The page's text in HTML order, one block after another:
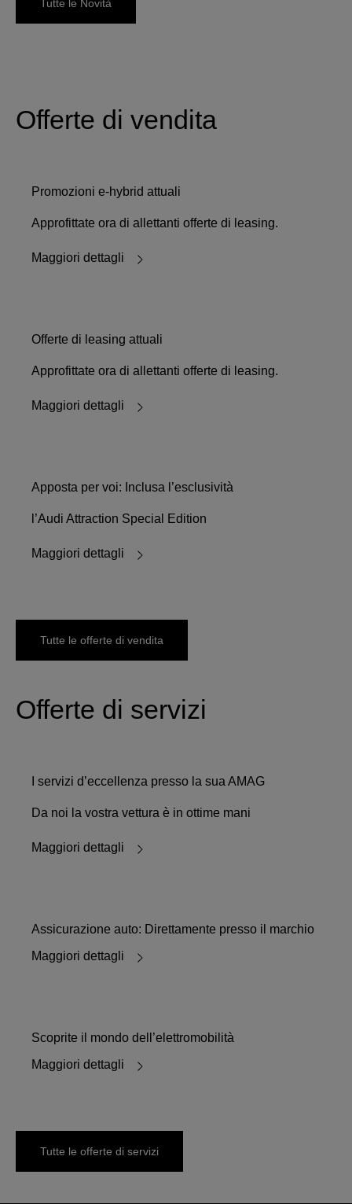
Tutte le Novità
Offerte di vendita
Promozioni e-hybrid attuali
Approfittate ora di allettanti offerte di leasing.
Maggiori dettagli
Offerte di leasing attuali
Approfittate ora di allettanti offerte di leasing.
Maggiori dettagli
Apposta per voi: Inclusa l’esclusività
l’Audi Attraction Special Edition
Maggiori dettagli
Tutte le offerte di vendita
Offerte di servizi
I servizi d’eccellenza presso la sua AMAG
Da noi la vostra vettura è in ottime mani
Maggiori dettagli
Assicurazione auto: Direttamente presso il marchio
Maggiori dettagli
Scoprite il mondo dell’elettromobilità
Maggiori dettagli
Tutte le offerte di servizi